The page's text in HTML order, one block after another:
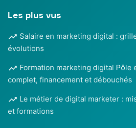
Les plus vus
Salaire en marketing digital :
évolutions
Formation marketing digital Pôle
complet, financement et débouchés
Le métier de digital marketer :
et formations